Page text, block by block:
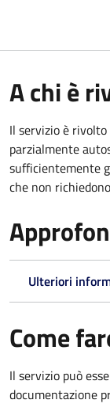
A chi è
Il servizio è
parzialmente
sufficientemente
che non
Ulteriori
Come
Il servizio può
documentazione